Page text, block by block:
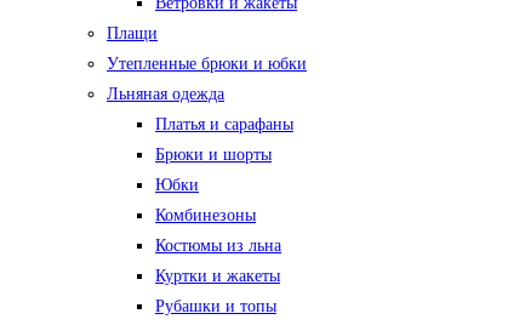
Плащи
Утепленные брюки и юбки
Льняная одежда
Платья и сарафаны
Брюки и шорты
Юбки
Комбинезоны
Костюмы из льна
Куртки и жакеты
Рубашки и топы